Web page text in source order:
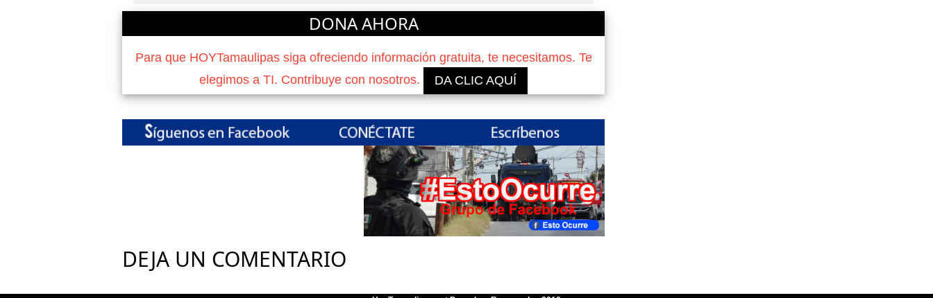
DONA AHORA
Para que HOYTamaulipas siga ofreciendo información gratuita, te necesitamos. Te
elegimos a TI. Contribuye con nosotros.
DA CLIC AQUÍ
DEJA UN COMENTARIO